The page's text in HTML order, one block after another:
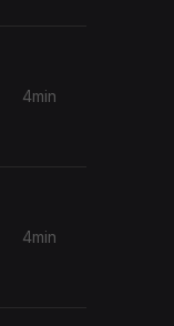
4min
4min